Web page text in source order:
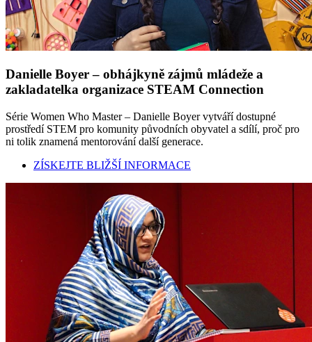
Danielle Boyer – obhájkyně zájmů mládeže a
zakladatelka organizace STEAM Connection
Série Women Who Master – Danielle Boyer vytváří dostupné
prostředí STEM pro komunity původních obyvatel a sdílí, proč pro
ni tolik znamená mentorování další generace.
ZÍSKEJTE BLIŽŠÍ INFORMACE